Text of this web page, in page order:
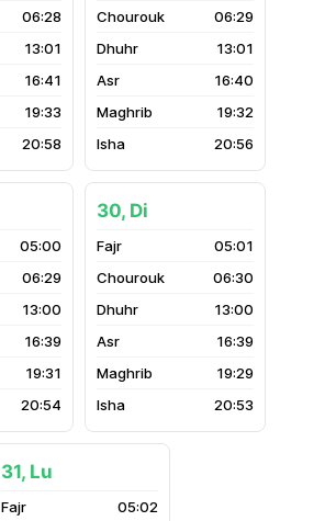
06:28
13:01
16:41
19:33
20:58
06:29
13:01
16:40
19:32
20:56
05:00
06:29
13:00
16:39
19:31
20:54
30, Di
05:01
06:30
13:00
16:39
19:29
20:53
31, Lu
05:02